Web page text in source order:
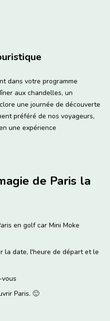
dans votre programme
aux chandelles, un
une journée de découverte
préféré de nos voyageurs,
une expérience
de Paris la
en golf car Mini Moke
la date, l'heure de départ et le
Paris. 🙂